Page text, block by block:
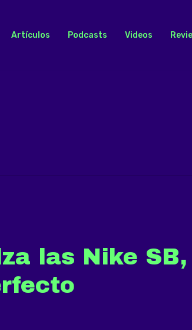
Artículos Podcasts Videos
las Nike